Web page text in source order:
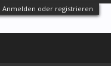
Anmelden oder registrieren